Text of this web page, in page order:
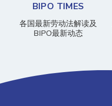
BIPO TIMES
各国最新劳动法解读及
BIPO最新动态